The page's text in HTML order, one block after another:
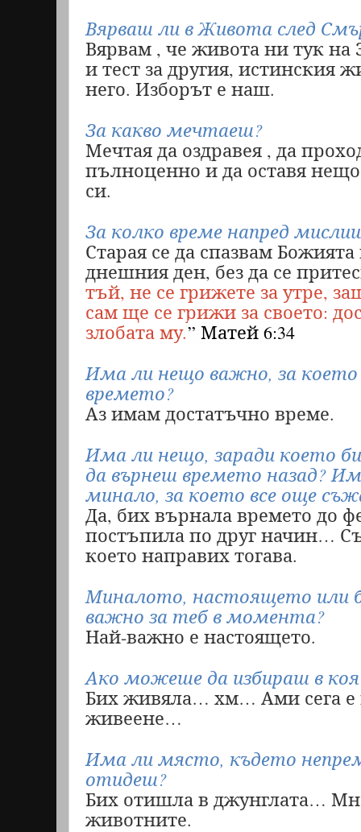
Вярваш ли в Живота след
Вярвам , че живота ни тук на
и тест за другия, истинския
него. Изборът е наш.
За какво мечтаеш?
Мечтая да оздравея , да
пълноценно и да оставя
си.
За колко време напред
Старая се да спазвам
днешния ден, без да се
тъй, не се грижете за утре,
сам ще се грижи за своето:
злобата му.” Матей 6:34
Има ли нещо важно, за
времето?
Аз имам достатъчно време.
Има ли нещо, заради което
да върнеш времето назад?
минало, за което все още
Да, бих върнала времето до
постъпила по друг начин…
което направих тогава.
Миналото, настоящето или
важно за теб в момента?
Най-важно е настоящето.
Ако можеше да избираш в
Бих живяла… хм… Ами сега е
живеене…
Има ли място, където
отидеш?
Бих отишла в джунглата…
животните.